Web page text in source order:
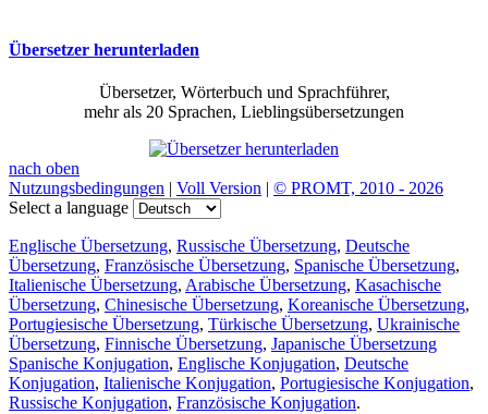
Übersetzer herunterladen
Übersetzer, Wörterbuch und Sprachführer,
mehr als 20 Sprachen, Lieblingsübersetzungen
nach oben
Nutzungsbedingungen | Voll Version | © PROMT, 2010 - 2026
Select a language
Englische Übersetzung, Russische Übersetzung, Deutsche
Übersetzung, Französische Übersetzung, Spanische Übersetzung,
Italienische Übersetzung, Arabische Übersetzung, Kasachische
Übersetzung, Chinesische Übersetzung, Koreanische Übersetzung,
Portugiesische Übersetzung, Türkische Übersetzung, Ukrainische
Übersetzung, Finnische Übersetzung, Japanische Übersetzung
Spanische Konjugation, Englische Konjugation, Deutsche
Konjugation, Italienische Konjugation, Portugiesische Konjugation,
Russische Konjugation, Französische Konjugation.